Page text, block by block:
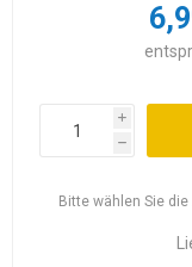
i
h
Bitte wählen Sie